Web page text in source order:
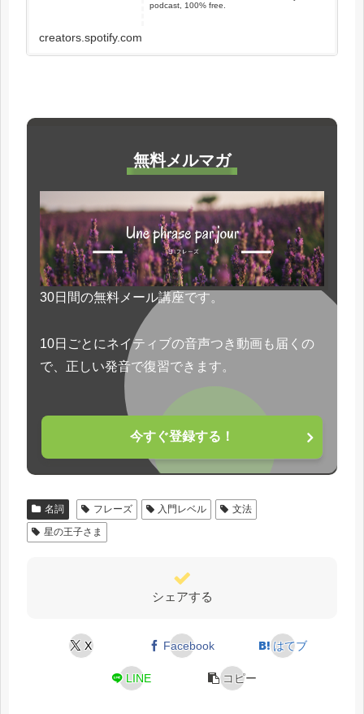
podcast, 100% free.
creators.spotify.com
無料メルマガ
30日間の無料メール講座です。
10日ごとにネイティブの音声つき動画も届くの
で、正しい発音で復習できます。
今すぐ登録する！
名詞 フレーズ 入門レベル
文法
星の王子さま
シェアする
X Facebook はてブ
LINE コピー